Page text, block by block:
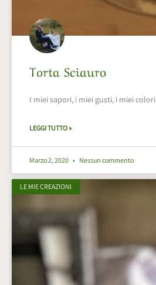
Torta Sciauro
I miei sapori, i miei gusti, i miei colori
LEGGI TUTTO »
Marzo 2, 2020 Nessun commento
LE MIE CREAZIONI